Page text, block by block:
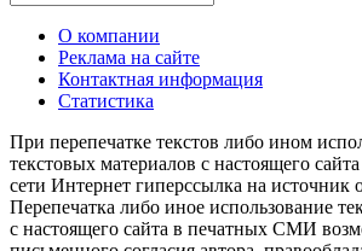
О компании
Реклама на сайте
Контактная информация
Статистика
При перепечатке текстов либо ином
текстовых материалов с настоящего
сети Интернет гиперссылка на источник
Перепечатка либо иное использование
с настоящего сайта в печатных СМИ